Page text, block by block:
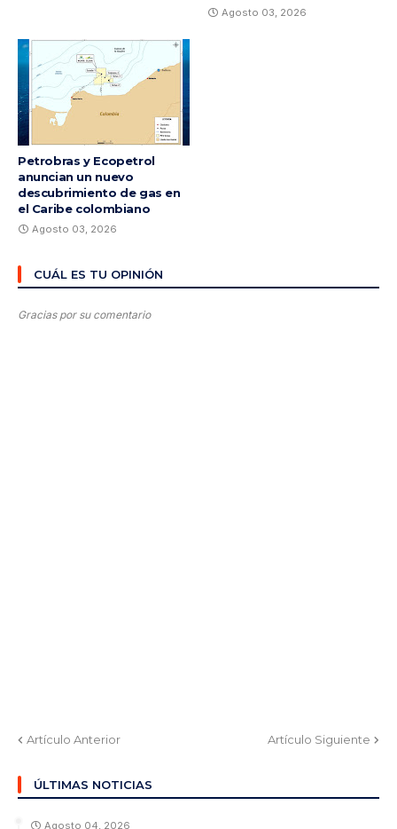
Agosto 03, 2026
Petrobras y Ecopetrol
anuncian un nuevo
descubrimiento de gas en
el Caribe colombiano
Agosto 03, 2026
CUÁL ES TU OPINIÓN
Gracias por su comentario
Artículo Anterior Artículo Siguiente
ÚLTIMAS NOTICIAS
Agosto 04, 2026